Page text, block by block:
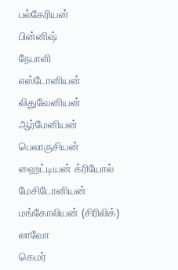
பல்கேரியன்
பின்னிஷ்
நேபாளி
எஸ்டோனியன்
லிதுவேனியன்
ஆர்மேனியன்
பெலாருசியன்
ஹைட்டியன் க்ரியோல்
மேசிடோனியன்
மங்கோலியன் (சிரிலிக்)
லாவோ
கெமர்